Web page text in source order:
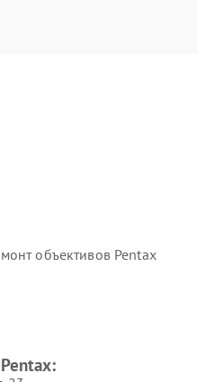
объективов Pentax